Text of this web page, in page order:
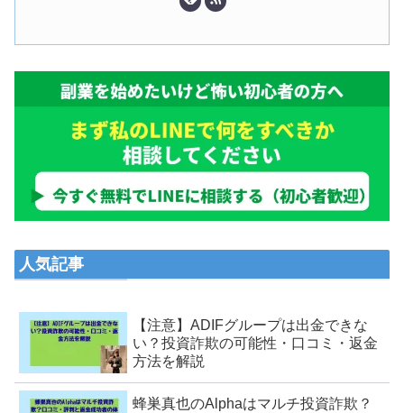
人気記事
【注意】ADIFグループは出金できな
い？投資詐欺の可能性・口コミ・返金
方法を解説
蜂巣真也のAlphaはマルチ投資詐欺？